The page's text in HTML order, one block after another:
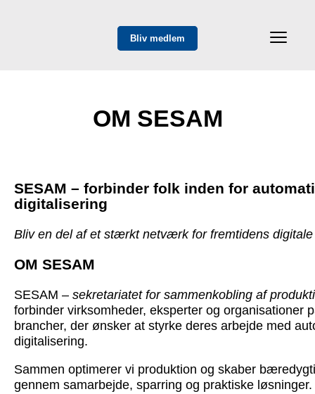
Bliv medlem
OM SESAM
SESAM – forbinder folk inden for
digitalisering
Bliv en del af et stærkt netværk for fremtidens
OM SESAM
SESAM – sekretariatet for sammenkobling af
forbinder virksomheder, eksperter og organisationer
brancher, der ønsker at styrke deres arbejde med
digitalisering.
Sammen optimerer vi produktion og skaber
gennem samarbejde, sparring og praktiske løsninger.